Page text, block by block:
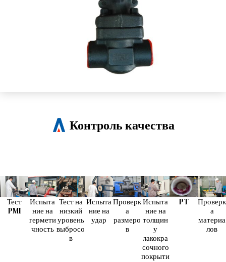
Контроль качества
Тест
PMI
Испыта
ние на
гермети
чность
Тест на
низкий
уровень
выбросо
в
Испыта
ние на
удар
Проверк
а
размеро
в
Испыта
ние на
толщин
у
лакокра
сочного
покрыти
PT
Проверк
а
материа
лов